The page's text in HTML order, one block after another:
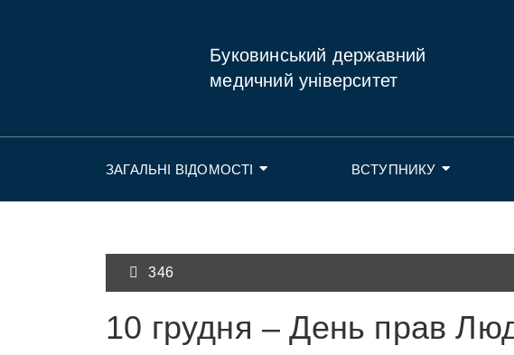
Буковинський державний
медичний університет
ЗАГАЛЬНІ ВІДОМОСТІ ВСТУПНИКУ
346
10 грудня – День прав